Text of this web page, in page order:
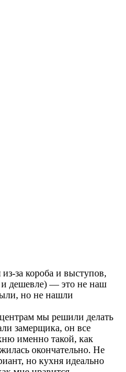
за короба и выступов,
и дешевле) — это не наш
но не нашли
мы решили делать
замерщика, он все
именно такой, как
окончательно. Не
но кухня идеально